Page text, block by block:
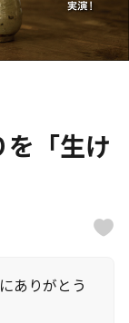
「生け
ありがとう